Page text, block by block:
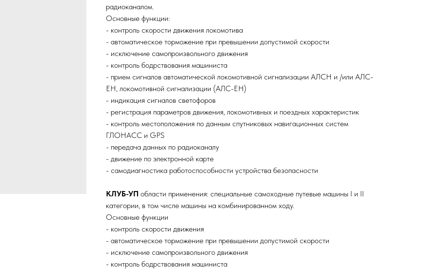
радиоканалом.
Основные функции:
- контроль скорости движения локомотива
- автоматическое торможение при превышении допустимой скорости
- исключение самопроизвольного движения
- контроль бодрствования машиниста
- прием сигналов автоматической локомотивной сигнализации АЛСН и /или АЛС-
ЕН, локомотивной сигнализации (АЛС-ЕН)
- индикация сигналов светофоров
- регистрация параметров движения, локомотивных и поездных характеристик
- контроль местоположения по данным спутниковых навигационных систем
ГЛОНАСС и GPS
- передача данных по радиоканалу
- движение по электронной карте
- самодиагностика работоспособности устройства безопасности
КЛУБ-УП области применения: специальные самоходные путевые машины I и II
категории, в том числе машины на комбинированном ходу.
Основные функции
- контроль скорости движения
- автоматическое торможение при превышении допустимой скорости
- исключение самопроизвольного движения
- контроль бодрствования машиниста